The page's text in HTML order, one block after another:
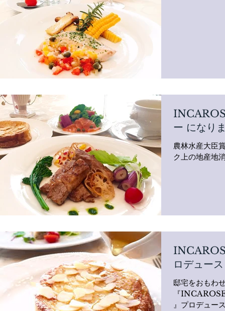
ー になり
農林水産大臣
ク上の地産地
ロデュー
邸宅をおもわ
『
』プロデュース